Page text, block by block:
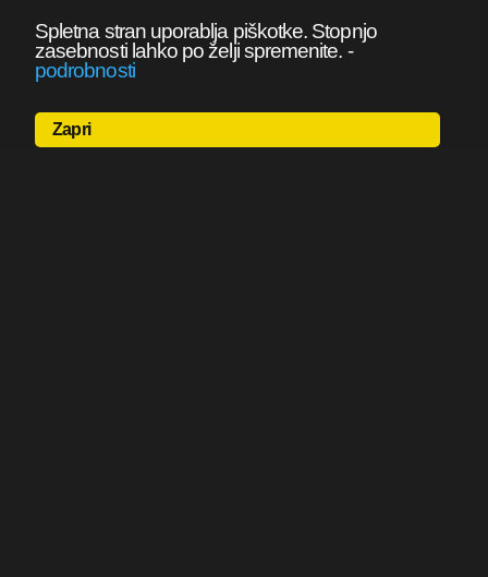
Spletna stran uporablja piškotke. Stopnjo
zasebnosti lahko po želji spremenite. -
podrobnosti
Zapri